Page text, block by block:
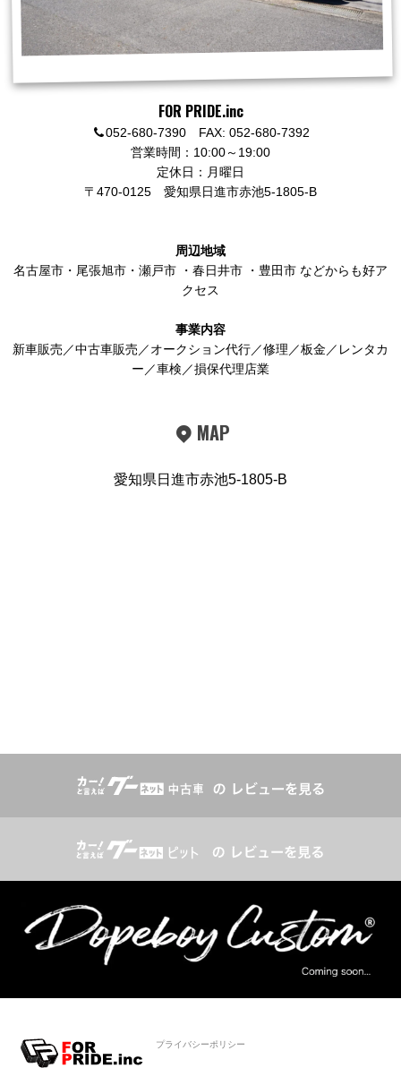
FOR PRIDE.inc
052-680-7390 FAX: 052-680-7392
営業時間：10:00～19:00
定休日：月曜日
〒470-0125 愛知県日進市赤池5-1805-B
周辺地域
名古屋市 ・ 尾張旭市 ・ 瀬戸市 ・ 春日井市 ・ 豊田市 などからも好ア
クセス
事業内容
新車販売／中古車販売／オークション代行／修理／板金／レンタカ
ー／車検／損保代理店業
MAP
愛知県日進市赤池5-1805-B
プライバシーポリシー